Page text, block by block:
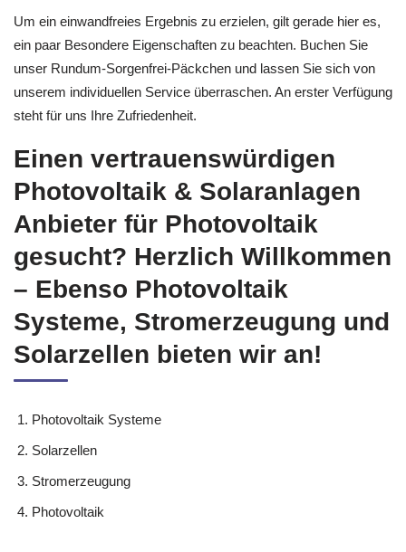
Um ein einwandfreies Ergebnis zu erzielen, gilt gerade hier es,
ein paar Besondere Eigenschaften zu beachten. Buchen Sie
unser Rundum-Sorgenfrei-Päckchen und lassen Sie sich von
unserem individuellen Service überraschen. An erster Verfügung
steht für uns Ihre Zufriedenheit.
Einen vertrauenswürdigen
Photovoltaik & Solaranlagen
Anbieter für Photovoltaik
gesucht? Herzlich Willkommen
– Ebenso Photovoltaik
Systeme, Stromerzeugung und
Solarzellen bieten wir an!
Photovoltaik Systeme
Solarzellen
Stromerzeugung
Photovoltaik